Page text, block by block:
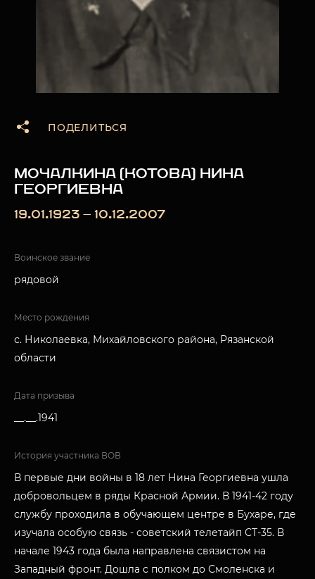
ПОДЕЛИТЬСЯ
МОЧАЛКИНА (КОТОВА) НИНА
ГЕОРГИЕВНА
19.01.1923 — 10.12.2007
Воинское звание
рядовой
Место рождения
с. Николаевка, Михайловского района, Рязанской
области
Дата призыва
__.__.1941
История участника ВОВ
В первые дни войны в 18 лет Нина Георгиевна ушла
добровольцем в ряды Красной Армии. В 1941-42 году
службу проходила в обучающем центре в Бухаре, где
изучала особую связь - советский телетайп СТ-35. В
начале 1943 года была направлена связистом на
Западный фронт. Дошла с полком до Смоленска и